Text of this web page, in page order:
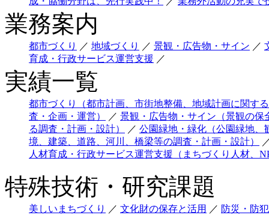
業務案内
都市づくり ／ 地域づくり ／ 景観・広告物・サイン ／
育成・行政サービス運営支援 ／
実績一覧
都市づくり（都市計画、市街地整備、地域計画に関す
査・企画・運営）
／ 景観・広告物・サイン（景観の
る調査・計画・設計）
／ 公園緑地・緑化（公園緑地、
境、建築、道路、河川、橋梁等の調査・計画・設計）
人材育成・行政サービス運営支援（まちづくり人材、
特殊技術・研究課題
美しいまちづくり ／ 文化財の保存と活用 ／ 防災・防